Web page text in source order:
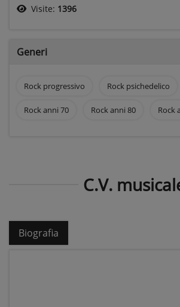
Visite: 1396
Generi
Rock progressivo Rock psichedelico
Rock anni 70 Rock anni 80 Rock
C.V.
Biografia